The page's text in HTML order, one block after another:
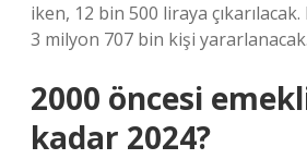
iken, 12 bin 500 liraya
3 milyon 707 bin kişi yararlanacak.
2000 öncesi
kadar 2024?